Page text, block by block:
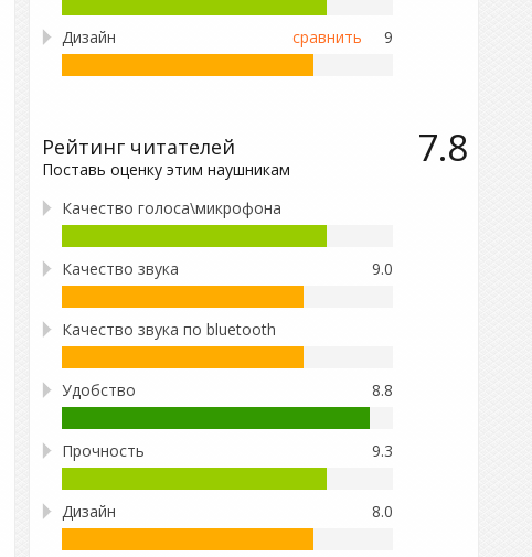
Дизайн 9
сравнить
Рейтинг читателей
Поставь оценку этим наушникам
Качество голоса\микрофона
Качество звука 9.0
Качество звука по bluetooth
Удобство 8.8
Прочность 9.3
Дизайн 8.0
7.8